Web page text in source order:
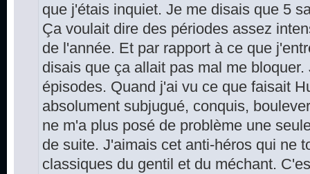
que j'étais inquiet. Je me disais que 5
Ça voulait dire des périodes assez
de l'année. Et par rapport à ce que
disais que ça allait pas mal me
épisodes. Quand j'ai vu ce que faisait
absolument subjugué, conquis,
ne m'a plus posé de problème une
de suite. J'aimais cet anti-héros qui ne
classiques du gentil et du méchant.